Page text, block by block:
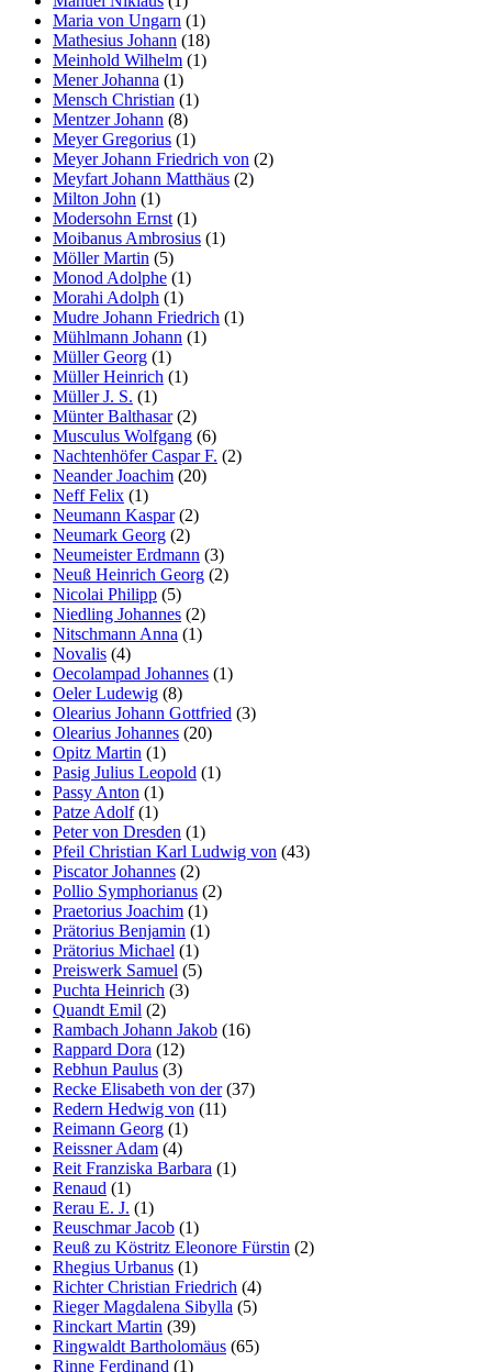
Maria von Ungarn (1)
Mathesius Johann (18)
Meinhold Wilhelm (1)
Mener Johanna (1)
Mensch Christian (1)
Mentzer Johann (8)
Meyer Gregorius (1)
Meyer Johann Friedrich von (2)
Meyfart Johann Matthäus (2)
Milton John (1)
Modersohn Ernst (1)
Moibanus Ambrosius (1)
Möller Martin (5)
Monod Adolphe (1)
Morahi Adolph (1)
Mudre Johann Friedrich (1)
Mühlmann Johann (1)
Müller Georg (1)
Müller Heinrich (1)
Müller J. S. (1)
Münter Balthasar(2)
Musculus Wolfgang (6)
Nachtenhöfer Caspar F. (2)
Neander Joachim (20)
Neff Felix (1)
Neumann Kaspar(2)
Neumark Georg (2)
Neumeister Erdmann (3)
Neuß Heinrich Georg (2)
Nicolai Philipp (5)
Niedling Johannes (2)
Nitschmann Anna (1)
Novalis (4)
Oecolampad Johannes (1)
Oeler Ludewig (8)
Olearius Johann Gottfried (3)
Olearius Johannes (20)
Opitz Martin (1)
Pasig Julius Leopold (1)
Passy Anton (1)
Patze Adolf(1)
Peter von Dresden (1)
Pfeil Christian Karl Ludwig von (43)
Piscator Johannes (2)
Pollio Symphorianus (2)
Praetorius Joachim (1)
Prätorius Benjamin (1)
Prätorius Michael (1)
Preiswerk Samuel (5)
Puchta Heinrich (3)
Quandt Emil (2)
Rambach Johann Jakob (16)
Rappard Dora (12)
Rebhun Paulus (3)
Recke Elisabeth von der(37)
Redern Hedwig von (11)
Reimann Georg (1)
Reissner Adam (4)
Reit Franziska Barbara (1)
Renaud (1)
Rerau E. J. (1)
Reuschmar Jacob (1)
Reuß zu Köstritz Eleonore Fürstin (2)
Rhegius Urbanus (1)
Richter Christian Friedrich (4)
Rieger Magdalena Sibylla (5)
Rinckart Martin (39)
Ringwaldt Bartholomäus (65)
Rinne Ferdinand (1)